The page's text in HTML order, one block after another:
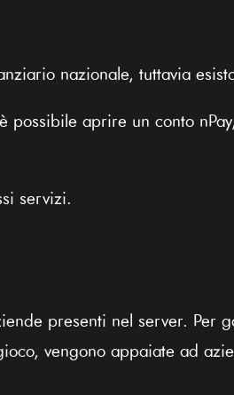
nazionale, tuttavia
possibile aprire un conto
servizi.
presenti nel server. Per
vengono appaiate ad